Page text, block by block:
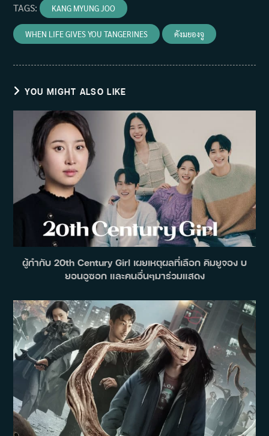
TAGS: KANG MYUNG JOO
WHEN LIFE GIVES YOU TANGERINES คังมยองจู
YOU MIGHT ALSO LIKE
ผู้กำกับ 20th Century Girl เผยเหตุผลที่เลือก คิมยูจอง บ
ยอนอูซอก และคนอื่นๆมาร่วมแสดง